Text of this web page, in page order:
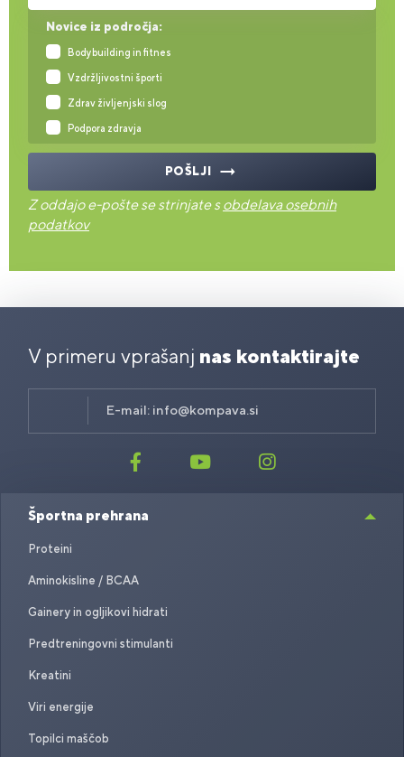
Novice iz področja:
Bodybuilding in fitnes
Vzdržljivostni športi
Zdrav življenjski slog
Podpora zdravja
POŠLJI
Z oddajo e-pošte se strinjate sobdelava osebnih
podatkov
V primeru vprašanj nas kontaktirajte
E-mail: info@kompava.si
Športna prehrana
Proteini
Aminokisline / BCAA
Gainery in ogljikovi hidrati
Predtreningovni stimulanti
Kreatini
Viri energije
Topilci maščob